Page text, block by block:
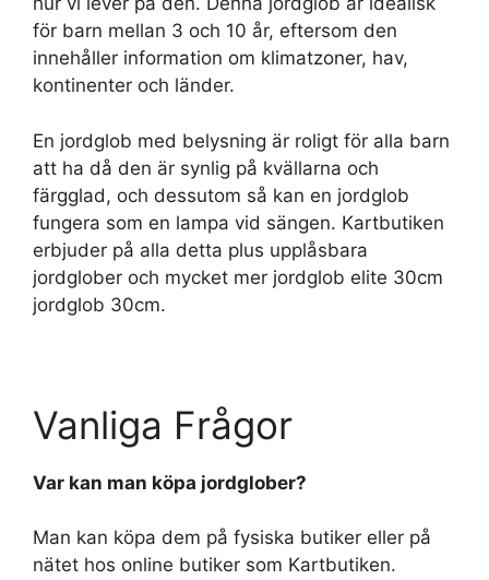
för barn mellan 3 och 10 år, eftersom den
innehåller information om klimatzoner, hav,
kontinenter och länder.
En jordglob med belysning är roligt för alla barn
att ha då den är synlig på kvällarna och
färgglad, och dessutom så kan en jordglob
fungera som en lampa vid sängen. Kartbutiken
erbjuder på alla detta plus upplåsbara
jordglober och mycket mer jordglob elite 30cm
jordglob 30cm.
Vanliga Frågor
Var kan man köpa jordglober?
Man kan köpa dem på fysiska butiker eller på
nätet hos online butiker som Kartbutiken.